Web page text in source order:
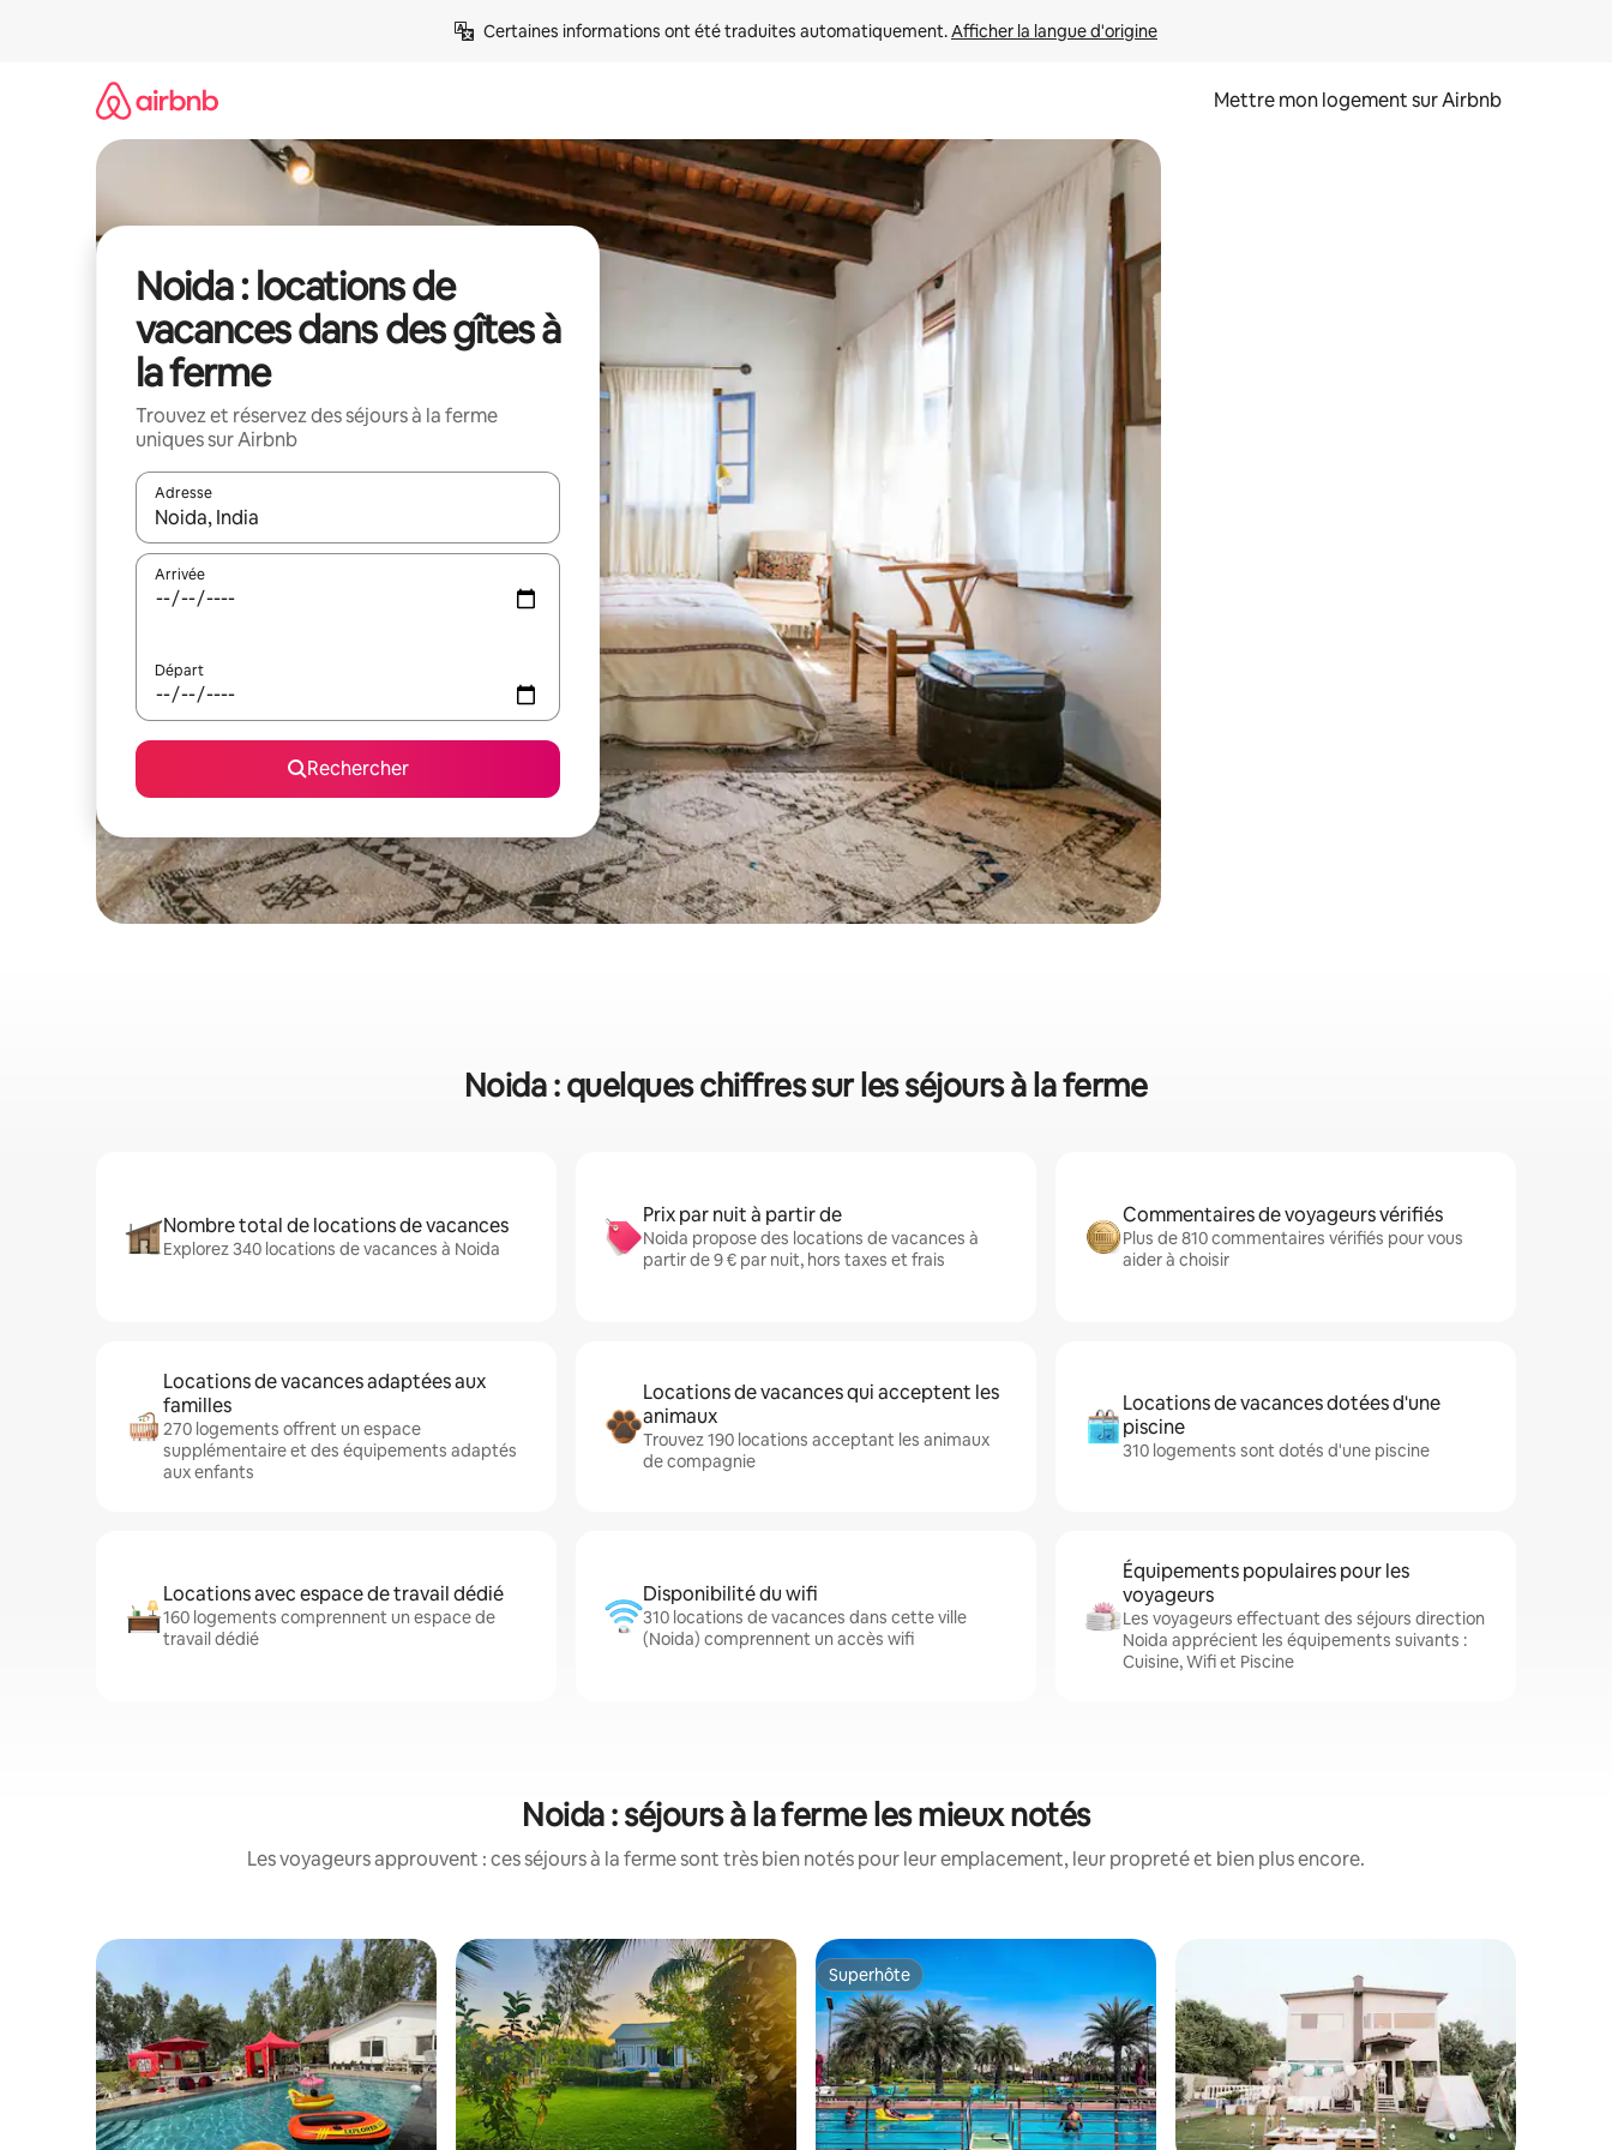
Certaines informations ont été traduites automatiquement. Afficher la langue d'origine
Mettre mon logement sur Airbnb
Noida : locations de
vacances dans des gîtes à
la ferme
Trouvez et réservez des séjours à la ferme
uniques sur Airbnb
Adresse
Lorsque les résultats s'affichent, utilisez les flèches vers le haut et vers le bas pour les parcourir ou en appuyant et en faisant glisser.
Arrivée
Départ
Rechercher
Noida : quelques chiffres sur les séjours à la ferme
Nombre total de locations de vacances
Explorez 340 locations de vacances à Noida
Prix par nuit à partir de
Noida propose des locations de vacances à
partir de 9 € par nuit, hors taxes et frais
Commentaires de voyageurs vérifiés
Plus de 810 commentaires vérifiés pour vous
aider à choisir
Locations de vacances adaptées aux
familles
270 logements offrent un espace
supplémentaire et des équipements adaptés
aux enfants
Locations de vacances qui acceptent les
animaux
Trouvez 190 locations acceptant les animaux
de compagnie
Locations de vacances dotées d'une
piscine
310 logements sont dotés d'une piscine
Locations avec espace de travail dédié
160 logements comprennent un espace de
travail dédié
Disponibilité du wifi
310 locations de vacances dans cette ville
(Noida) comprennent un accès wifi
Équipements populaires pour les
voyageurs
Les voyageurs effectuant des séjours direction
Noida apprécient les équipements suivants :
Cuisine, Wifi et Piscine
Noida : séjours à la ferme les mieux notés
Les voyageurs approuvent : ces séjours à la ferme sont très bien notés pour leur emplacement, leur propreté et bien plus encore.
Superhôte
Superhôte